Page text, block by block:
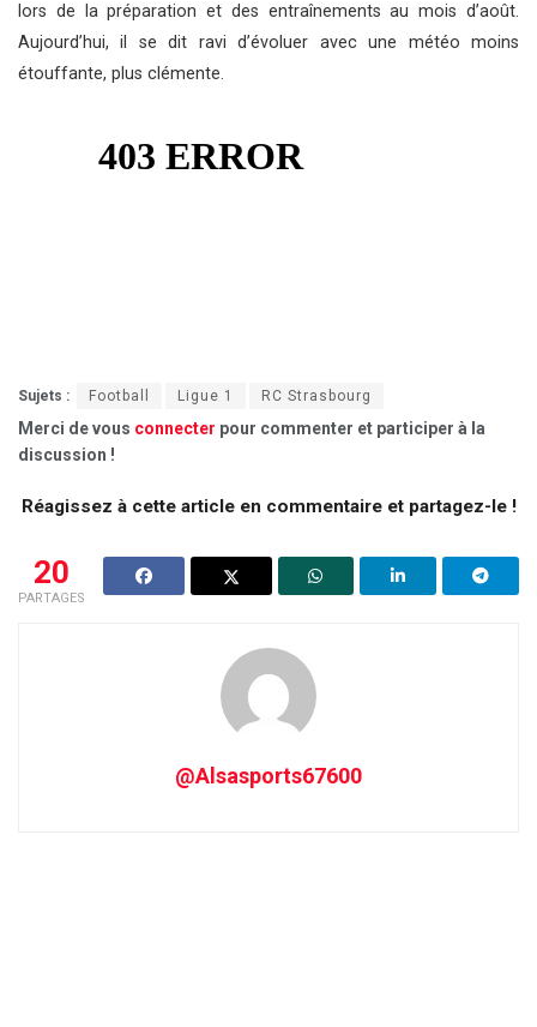
lors de la préparation et des entraînements au mois d’août.
Aujourd’hui, il se dit ravi d’évoluer avec une météo moins
étouffante, plus clémente.
Sujets : Football Ligue 1 RC Strasbourg
Merci de vous connecter pour commenter et participer à la
discussion !
Réagissez à cette article en commentaire et partagez-le !
20
PARTAGES
@Alsasports67600